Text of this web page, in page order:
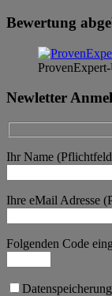
Bewertung
Newletter
Ihr Name
Ihre eMail Adresse
Folgenden Code